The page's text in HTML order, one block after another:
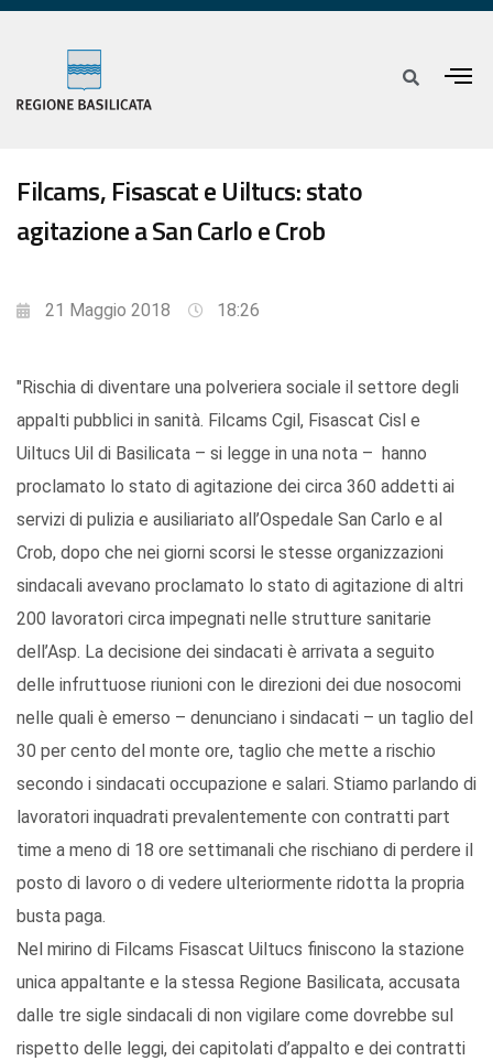
Filcams, Fisascat e Uiltucs: stato
agitazione a San Carlo e Crob
21 Maggio 2018 18:26
"Rischia di diventare una polveriera sociale il settore degli
appalti pubblici in sanità. Filcams Cgil, Fisascat Cisl e
Uiltucs Uil di Basilicata – si legge in una nota – hanno
proclamato lo stato di agitazione dei circa 360 addetti ai
servizi di pulizia e ausiliariato all’Ospedale San Carlo e al
Crob, dopo che nei giorni scorsi le stesse organizzazioni
sindacali avevano proclamato lo stato di agitazione di altri
200 lavoratori circa impegnati nelle strutture sanitarie
dell’Asp. La decisione dei sindacati è arrivata a seguito
delle infruttuose riunioni con le direzioni dei due nosocomi
nelle quali è emerso – denunciano i sindacati – un taglio del
30 per cento del monte ore, taglio che mette a rischio
secondo i sindacati occupazione e salari. Stiamo parlando di
lavoratori inquadrati prevalentemente con contratti part
time a meno di 18 ore settimanali che rischiano di perdere il
posto di lavoro o di vedere ulteriormente ridotta la propria
busta paga.
Nel mirino di Filcams Fisascat Uiltucs finiscono la stazione
unica appaltante e la stessa Regione Basilicata, accusata
dalle tre sigle sindacali di non vigilare come dovrebbe sul
rispetto delle leggi, dei capitolati d’appalto e dei contratti